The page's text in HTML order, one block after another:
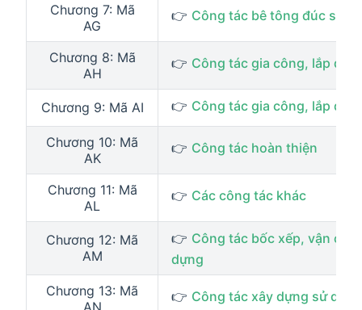
Chương 7: Mã
AG
👉 Công tác bê tông đúc sẵn
Chương 8: Mã
AH
👉 Công tác gia công, lắp
Chương 9: Mã AI 👉 Công tác gia công, lắp
Chương 10: Mã
AK
👉 Công tác hoàn thiện
Chương 11: Mã
AL
👉 Các công tác khác
Chương 12: Mã
AM
👉 Công tác bốc xếp, vận
dựng
Chương 13: Mã
AN
👉 Công tác xây dựng sử